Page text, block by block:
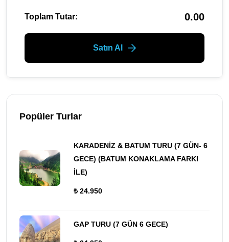
Toplam Tutar: 0.00
Satın Al
Popüler Turlar
KARADENİZ & BATUM TURU (7 GÜN- 6
GECE) (BATUM KONAKLAMA FARKI
İLE)
₺ 24.950
GAP TURU (7 GÜN 6 GECE)